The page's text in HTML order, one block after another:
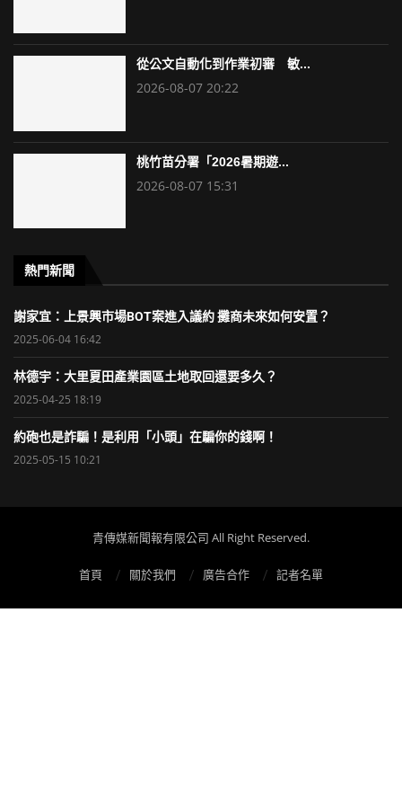
從公文自動化到作業初審 敏...
2026-08-07 20:22
桃竹苗分署「2026暑期遊...
2026-08-07 15:31
熱門新聞
謝家宜：上景興市場BOT案進入議約 攤商未來如何安置？
2025-06-04 16:42
林德宇：大里夏田產業園區土地取回還要多久？
2025-04-25 18:19
約砲也是詐騙！是利用「小頭」在騙你的錢啊！
2025-05-15 10:21
青傳媒新聞報有限公司 All Right Reserved.
首頁 關於我們 廣告合作 記者名單